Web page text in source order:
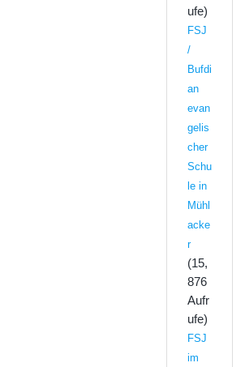
ufe)
FSJ
/
Bufdi
an
evan
gelis
cher
Schu
le in
Mühl
acke
r
(15,
876
Aufr
ufe)
FSJ
im